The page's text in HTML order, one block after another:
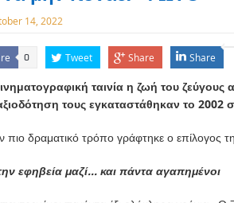
14, 2022
0 Tweet Share Share
ταινία η ζωή του
τους εγκαταστάθηκαν το 2002
πιο δραματικό τρόπο γράφτηκε ο επίλογος
εφηβεία μαζί… και πάντα αγαπημένοι